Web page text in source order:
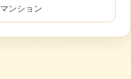
マンション